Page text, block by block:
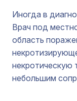
Иногда в
Врач под
область
некротическую
небольшим